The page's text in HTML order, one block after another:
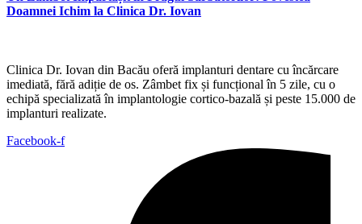
Doamnei Ichim la Clinica Dr. Iovan
Clinica Dr. Iovan din Bacău oferă implanturi dentare cu încărcare
imediată, fără adiție de os. Zâmbet fix și funcțional în 5 zile, cu o
echipă specializată în implantologie cortico-bazală și peste 15.000 de
implanturi realizate.
Facebook-f